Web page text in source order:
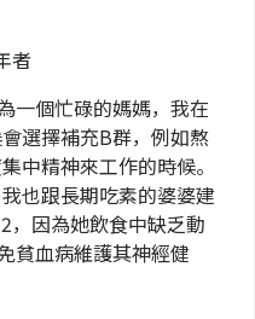
者
一個忙碌的媽媽，我在
選擇補充B群，例如熬
中精神來工作的時候。
也跟長期吃素的婆婆建
，因為她飲食中缺乏動
貧血病維護其神經健